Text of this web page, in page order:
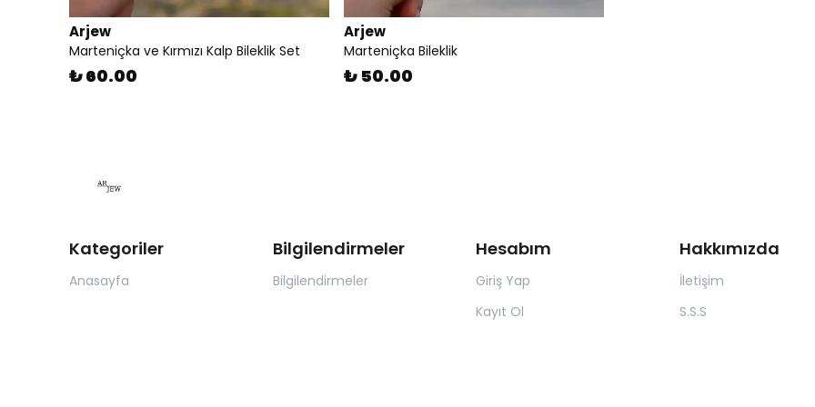
Arjew
Marteniçka ve Kırmızı Kalp Bileklik Set
₺ 60.00
Arjew
Marteniçka Bileklik
₺ 50.00
Kategoriler
Anasayfa
Bilgilendirmeler
Bilgilendirmeler
Hesabım
Giriş Yap
Kayıt Ol
Hakkımızda
İletişim
S.S.S